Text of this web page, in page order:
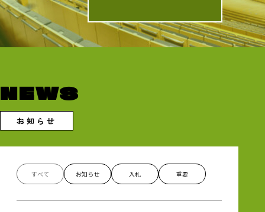
NEWS
お知らせ
すべて お知らせ 入札 重要